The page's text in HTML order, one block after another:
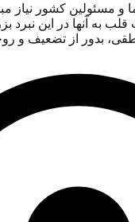
و مسئولین کشور نیاز
به آنها در این نبرد
بدور از تضعیف و